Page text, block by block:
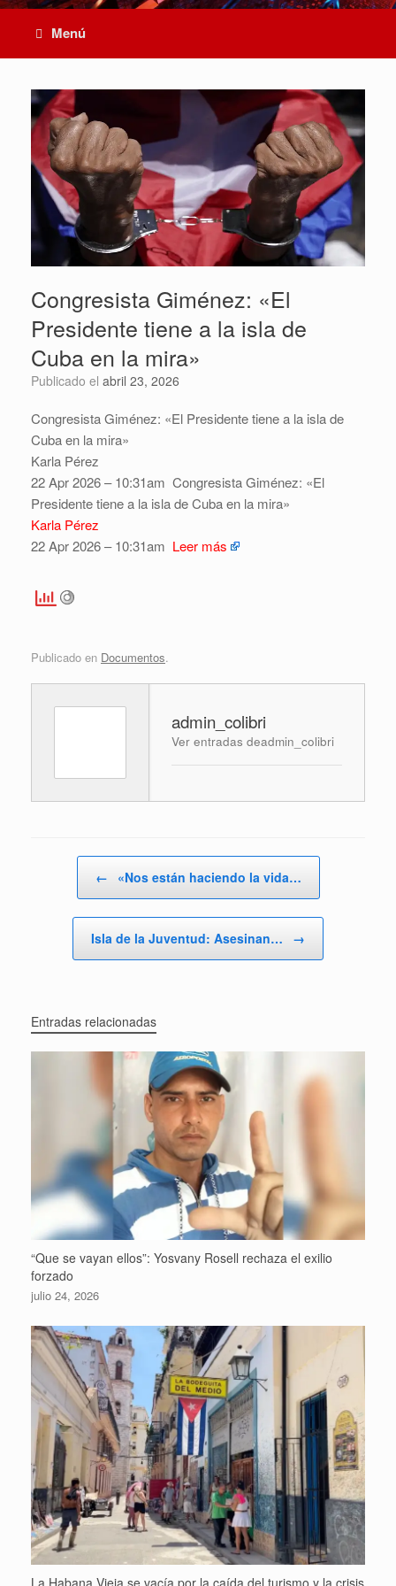
Menú
Congresista Giménez: «El
Presidente tiene a la isla de
Cuba en la mira»
Publicado el abril 23, 2026
Congresista Giménez: «El Presidente tiene a la isla de
Cuba en la mira»
Karla Pérez
22 Apr 2026 – 10:31am Congresista Giménez: «El
Presidente tiene a la isla de Cuba en la mira»
Karla Pérez
22 Apr 2026 – 10:31am Leer más
Publicado en Documentos.
admin_colibri
Ver entradas deadmin_colibri
← «Nos están haciendo la vida…
Isla de la Juventud: Asesinan… →
Entradas relacionadas
“Que se vayan ellos”: Yosvany Rosell rechaza el exilio
forzado
julio 24, 2026